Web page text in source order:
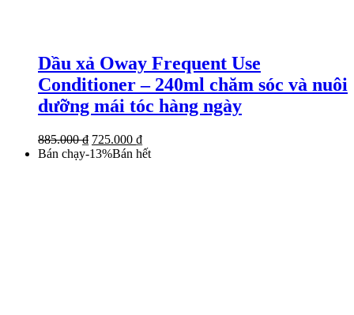
Dầu xả Oway Frequent Use
Conditioner – 240ml chăm sóc và nuôi
dưỡng mái tóc hàng ngày
885.000₫ Giá
gốc
725.000 ₫Giá
hiện
Bán chạy-13%Bán hết